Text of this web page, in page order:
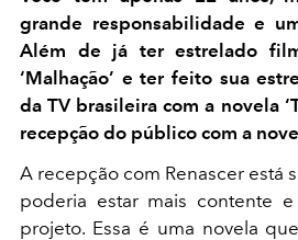
grande responsabilidade e
Além de já ter estrelado
‘Malhação’ e ter feito sua
da TV brasileira com a novela
recepção do público com a
A recepção com Renascer está
poderia estar mais contente
projeto. Essa é uma novela